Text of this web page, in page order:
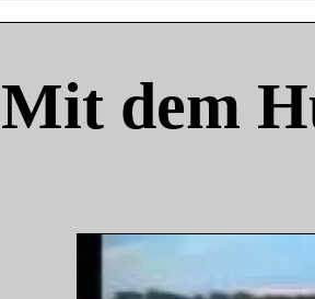
Mit dem